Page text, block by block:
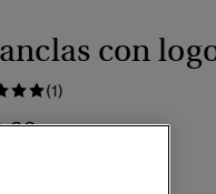
con
(1)